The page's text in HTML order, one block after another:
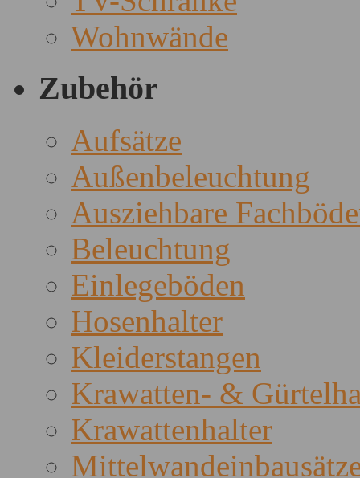
Wohnwände
Zubehör
Aufsätze
Außenbeleuchtung
Ausziehbare
Beleuchtung
Einlegeböden
Hosenhalter
Kleiderstangen
Krawatten- &
Krawattenhalter